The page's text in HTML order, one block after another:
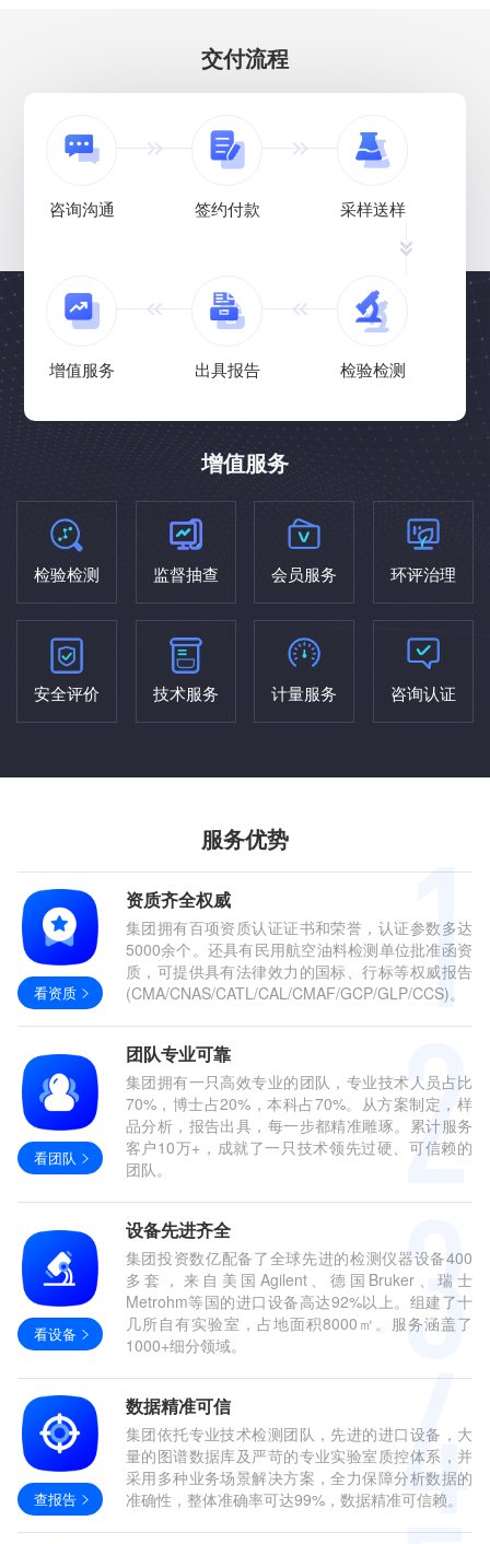
交付流程
咨询沟通 签约付款 采样送样
增值服务 出具报告 检验检测
增值服务
检验检测 监督抽查 会员服务 环评治理
安全评价 技术服务 计量服务 咨询认证
服务优势
看资质
资质齐全权威
集团拥有百项资质认证证书和荣誉，认证参数多达
5000余个。还具有民用航空油料检测单位批准函资
质，可提供具有法律效力的国标、行标等权威报告
(CMA/CNAS/CATL/CAL/CMAF/GCP/GLP/CCS)。
看团队
团队专业可靠
集团拥有一只高效专业的团队，专业技术人员占比
70%，博士占20%，本科占70%。从方案制定，样
品分析，报告出具，每一步都精准雕琢。累计服务
客户10万+，成就了一只技术领先过硬、可信赖的
团队。
看设备
设备先进齐全
集团投资数亿配备了全球先进的检测仪器设备400
多套，来自美国Agilent、德国Bruker、瑞士
Metrohm等国的进口设备高达92%以上。组建了十
几所自有实验室，占地面积8000㎡。服务涵盖了
1000+细分领域。
查报告
数据精准可信
集团依托专业技术检测团队，先进的进口设备，大
量的图谱数据库及严苛的专业实验室质控体系，并
采用多种业务场景解决方案，全力保障分析数据的
准确性，整体准确率可达99%，数据精准可信赖。